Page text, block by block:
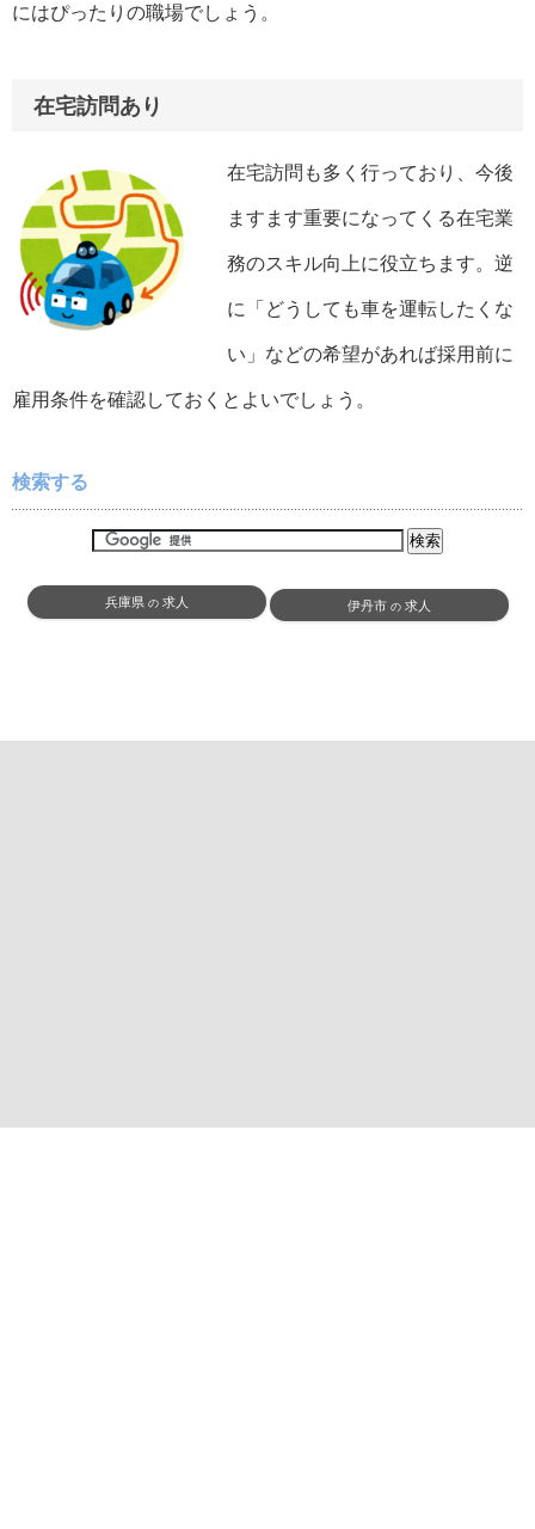
にはぴったりの職場でしょう。
在宅訪問あり
在宅訪問も多く行っており、今後
ますます重要になってくる在宅業
務のスキル向上に役立ちます。逆
に「どうしても車を運転したくな
い」などの希望があれば採用前に
雇用条件を確認しておくとよいでしょう。
検索する
兵庫県の 求人 伊丹市の 求人